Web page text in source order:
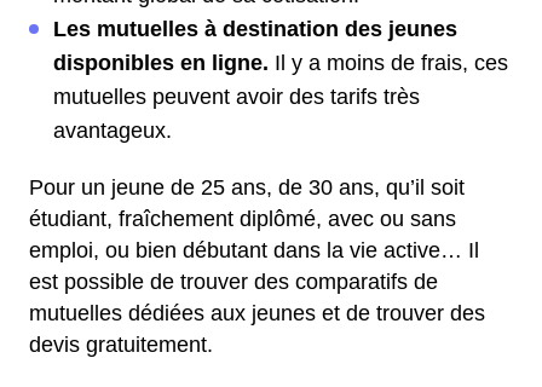
Les mutuelles à destination des jeunes
disponibles en ligne. Il y a moins de frais, ces
mutuelles peuvent avoir des tarifs très
avantageux.
Pour un jeune de 25 ans, de 30 ans, qu’il soit
étudiant, fraîchement diplômé, avec ou sans
emploi, ou bien débutant dans la vie active… Il
est possible de trouver des comparatifs de
mutuelles dédiées aux jeunes et de trouver des
devis gratuitement.